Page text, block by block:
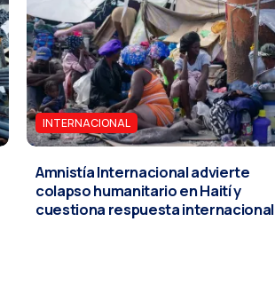
INTERNACIONAL
Amnistía Internacional advierte
colapso humanitario en Haití y
cuestiona respuesta internacional